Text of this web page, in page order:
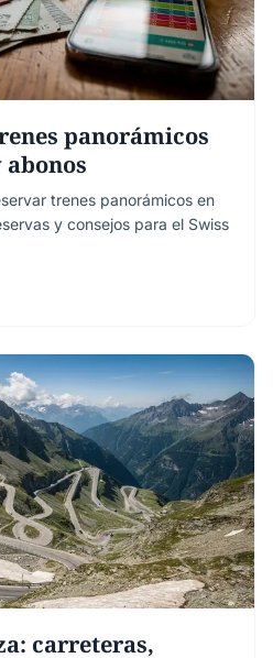
panorámicos
trenes panorámicos en
y consejos para el Swiss
carreteras,